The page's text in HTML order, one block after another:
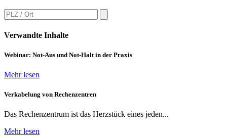
Verwandte Inhalte
Webinar: Not-Aus und Not-Halt in der Praxis
Mehr lesen
Verkabelung von Rechenzentren
Das Rechenzentrum ist das Herzstück eines jeden...
Mehr lesen